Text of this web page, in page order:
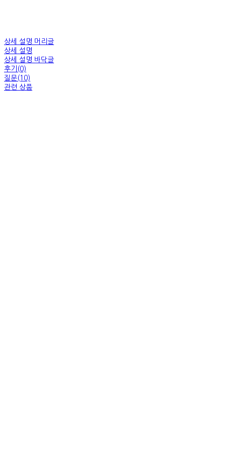
상세 설명 머리글
상세 설명
상세 설명 바닥글
후기(0)
질문(10)
관련 상품